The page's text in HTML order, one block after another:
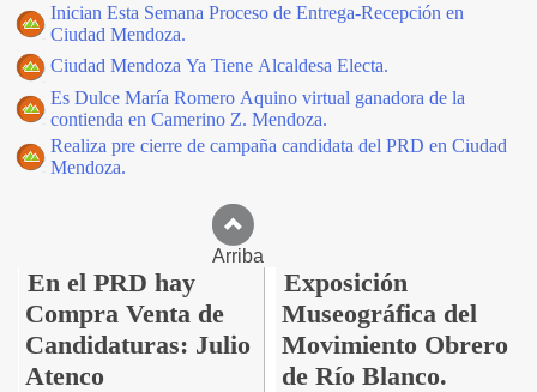
Inician Esta Semana Proceso de Entrega-Recepción en
Ciudad Mendoza.
Ciudad Mendoza Ya Tiene Alcaldesa Electa.
Es Dulce María Romero Aquino virtual ganadora de la
contienda en Camerino Z. Mendoza.
Realiza pre cierre de campaña candidata del PRD en Ciudad
Mendoza.
Arriba
En el PRD hay
Compra Venta de
Candidaturas: Julio
Atenco
Exposición
Museográfica del
Movimiento Obrero
de Río Blanco.